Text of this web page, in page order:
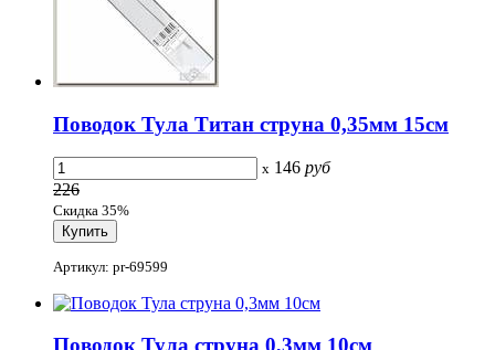
Поводок Тула Титан струна 0,35мм 15см
x 146 руб
226
Скидка 35%
Артикул: pr-69599